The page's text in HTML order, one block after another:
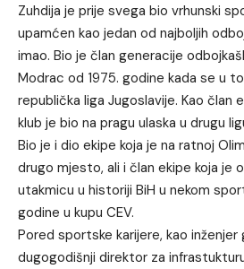
Zuhdija je prije svega bio vrhunski
upamćen kao jedan od najboljih
imao. Bio je član generacije
Modrac od 1975. godine kada se u
republička liga Jugoslavije. Kao član
klub je bio na pragu ulaska u drugu
Bio je i dio ekipe koja je na ratnoj
drugo mjesto, ali i član ekipe koja je
utakmicu u historiji BiH u nekom
godine u kupu CEV.
Pored sportske karijere, kao
dugogodišnji direktor za